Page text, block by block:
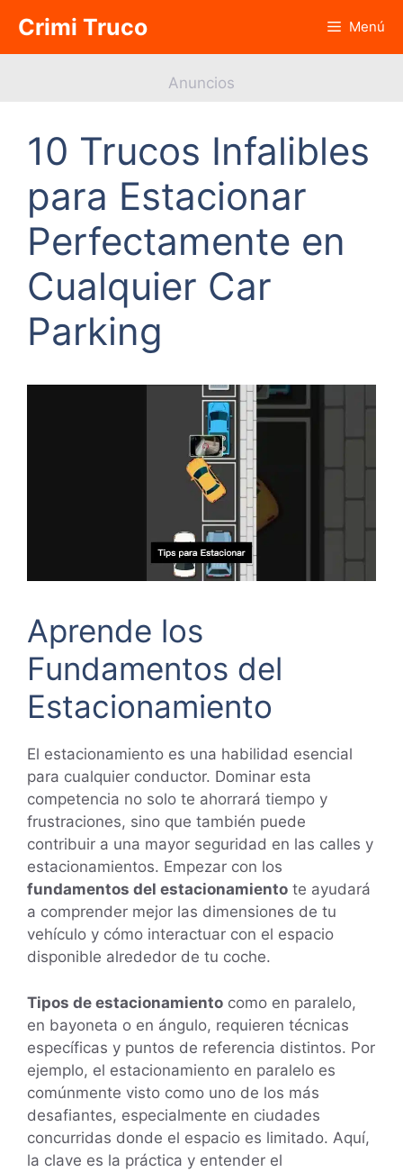
contenido
Crimi Truco Menú
Anuncios
10 Trucos Infalibles
para Estacionar
Perfectamente en
Cualquier Car
Parking
Aprende los
Fundamentos del
Estacionamiento
El estacionamiento es una habilidad esencial
para cualquier conductor. Dominar esta
competencia no solo te ahorrará tiempo y
frustraciones, sino que también puede
contribuir a una mayor seguridad en las calles y
estacionamientos. Empezar con los
fundamentos del estacionamiento te ayudará
a comprender mejor las dimensiones de tu
vehículo y cómo interactuar con el espacio
disponible alrededor de tu coche.
Tipos de estacionamiento como en paralelo,
en bayoneta o en ángulo, requieren técnicas
específicas y puntos de referencia distintos. Por
ejemplo, el estacionamiento en paralelo es
comúnmente visto como uno de los más
desafiantes, especialmente en ciudades
concurridas donde el espacio es limitado. Aquí,
la clave es la práctica y entender el